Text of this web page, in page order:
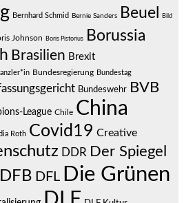
Bernhard Schmid Bernie Sanders Beuel Bild
Johnson Boris Pistorius
Borussia
Brasilien Brexit
Bundesregierung Bundestag
Bundeswehr BVB
League Chile China
Roth Covid19 Creative
DDR Der Spiegel
DFB DFL Die Grünen